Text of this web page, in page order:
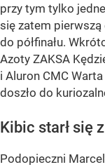
przy tym tylko
się zatem pierwszą
do półfinału.
Azoty ZAKSA
i Aluron CMC
doszło do
Kibic starł się
Podopieczni